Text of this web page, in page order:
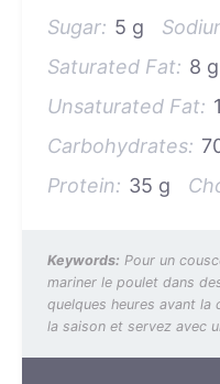
Sugar: 5 g
Saturated Fat: 8 g
Unsaturated Fat:
Carbohydrates:
Protein: 35 g
Keywords: Pour un
mariner le poulet dans
quelques heures avant la
la saison et servez avec